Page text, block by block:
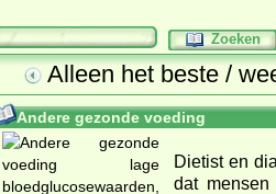
Zoeken
Alleen het beste /
Andere gezonde voeding
Dietist en
dat